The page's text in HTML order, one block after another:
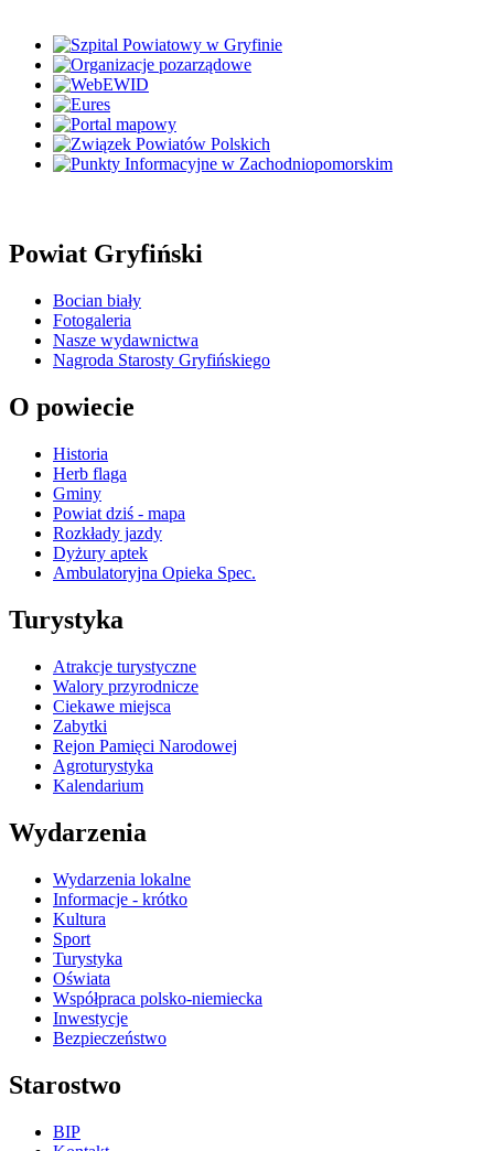
Powiat Gryfiński
Bocian biały
Fotogaleria
Nasze wydawnictwa
Nagroda Starosty Gryfińskiego
O powiecie
Historia
Herb flaga
Gminy
Powiat dziś - mapa
Rozkłady jazdy
Dyżury aptek
Ambulatoryjna Opieka Spec.
Turystyka
Atrakcje turystyczne
Walory przyrodnicze
Ciekawe miejsca
Zabytki
Rejon Pamięci Narodowej
Agroturystyka
Kalendarium
Wydarzenia
Wydarzenia lokalne
Informacje - krótko
Kultura
Sport
Turystyka
Oświata
Współpraca polsko-niemiecka
Inwestycje
Bezpieczeństwo
Starostwo
BIP